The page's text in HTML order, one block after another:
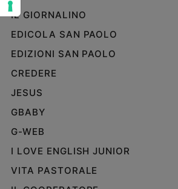
e
Adolescenza
Bioetica
Foto
IL GIORNALINO
EDICOLA SAN PAOLO
EDIZIONI SAN PAOLO
CREDERE
JESUS
GBABY
G-WEB
I LOVE ENGLISH JUNIOR
VITA PASTORALE